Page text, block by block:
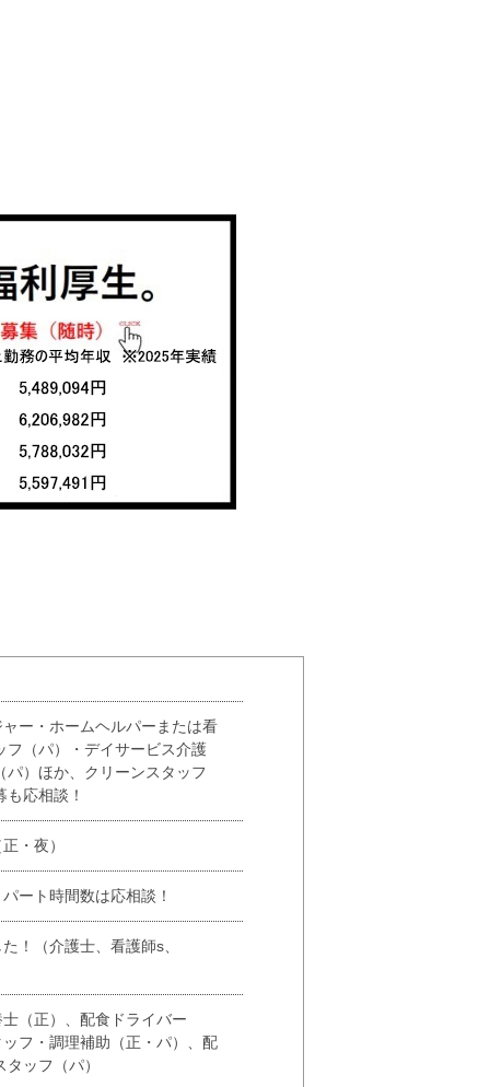
ー・ホームヘルパーまたは看
フ（パ）・デイサービス介護
）ほか、クリーンスタッフ
応相談！
・夜）
ート時間数は応相談！
！（介護士、看護師s、
正）、配食ドライバー
フ・調理補助（正・パ）、配
ッフ（パ）